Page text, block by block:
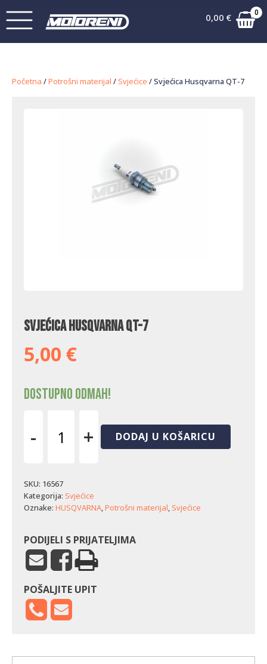
0,00 € 0
Početna /Potrošni materijal / Svjećice / Svjećica Husqvarna QT-7
Svjećica Husqvarna QT-7
5,00 €
Dostupno odmah!
-
7
količina
+ DODAJ U KOŠARICU
SKU: 16567
Kategorija: Svjećice
Oznake: HUSQVARNA,Potrošni materijal, Svjećice
PODIJELI S PRIJATELJIMA
POŠALJITE UPIT